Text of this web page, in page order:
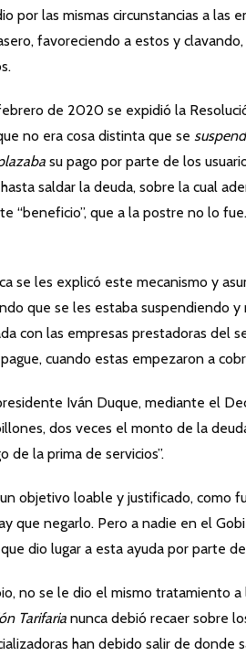
por las mismas circunstancias a las
favoreciendo a estos y
de 2020 se expidió la
no era cosa distinta que se
su pago por parte de los
hasta saldar la deuda, sobre la cual
“beneficio”, que a la postre no lo
se les explicó este mecanismo y
que se les estaba suspendiendo
con las empresas prestadoras del
cuando estas empezaron a
Iván Duque, mediante el
dos veces el monto de la
de la prima de servicios”.
objetivo loable y justificado, como
que negarlo. Pero a nadie en el
dio lugar a esta ayuda por parte
no se le dio el mismo tratamiento
Tarifaria nunca debió recaer sobre
han debido salir de donde